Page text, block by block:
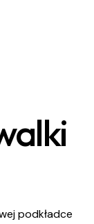
podkładce